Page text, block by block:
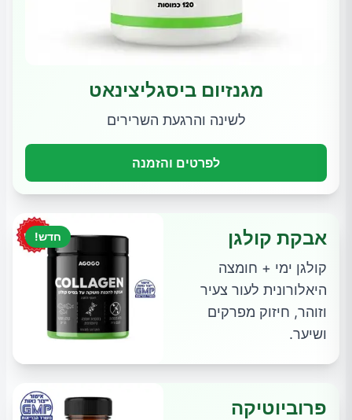
מגנזיום ביסגליצינאט
לשינה והרגעת השרירים
לפרטים והזמנה
חדש! אבקת קולגן
קולגן ימי + חומצה
היאלורונית לעור צעיר
וזוהר, חיזוק מפרקים
ושיער.
פרוביוטיקה